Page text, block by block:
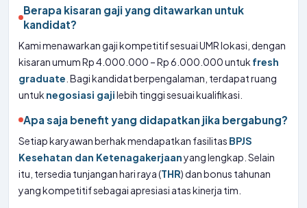
Berapa kisaran gaji yang ditawarkan untuk
kandidat?
Kami menawarkan gaji kompetitif sesuai UMR lokasi, dengan
kisaran umum Rp 4.000.000 – Rp 6.000.000 untuk fresh
graduate . Bagi kandidat berpengalaman, terdapat ruang
untuk negosiasi gajilebih tinggi sesuai kualifikasi.
Apa saja benefit yang didapatkan jika bergabung?
Setiap karyawan berhak mendapatkan fasilitas BPJS
Kesehatan dan Ketenagakerjaanyang lengkap. Selain
itu, tersedia tunjangan hari raya (THR) dan bonus tahunan
yang kompetitif sebagai apresiasi atas kinerja tim.